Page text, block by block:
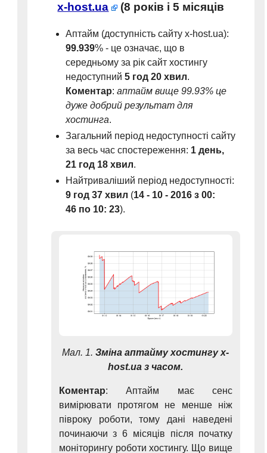
x-host.ua
(8 років і 5 місяців
Аптайм (доступність сайту x-host.ua):
99.939% - це означає, що в
середньому за рік сайт хостингу
недоступний 5 год 20 хвил.
Коментар: аптайм вище 99.93% це
дуже добрий результат для
хостинга.
Загальний період недоступності сайту
за весь час спостереження: 1 день,
21 год 18 хвил.
Найтриваліший період недоступності:
9 год 37 хвил (14 - 10 - 2016 з 00:
46 по 10: 23).
Мал. 1.Зміна аптайму хостингу x-
host.ua з часом.
Коментар: Аптайм має сенс
вимірювати протягом не менше ніж
півроку роботи, тому дані наведені
починаючи з 6 місяців після початку
моніторингу роботи хостингу. Що вище